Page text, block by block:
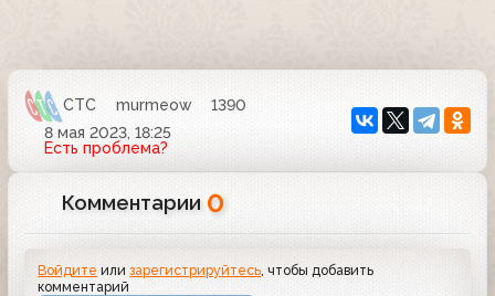
СТС murmeow
1390
8 мая 2023, 18:25
Есть проблема?
Комментарии 0
Войдите илизарегистрируйтесь , чтобы добавить
комментарий